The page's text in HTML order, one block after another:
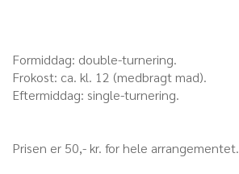
Formiddag: double-turnering.
Frokost: ca. kl. 12 (medbragt mad).
Eftermiddag: single-turnering.
Prisen er 50,- kr. for hele arrangementet.